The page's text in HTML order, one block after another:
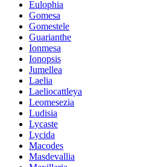
Eulophia
Gomesa
Gomestele
Guarianthe
Ionmesa
Ionopsis
Jumellea
Laelia
Laeliocattleya
Leomesezia
Ludisia
Lycaste
Lycida
Macodes
Masdevallia